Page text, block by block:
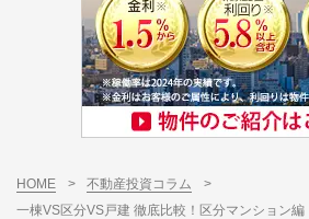
HOME > 不動産投資コラム
>
一棟VS区分VS戸建 徹底比較！区分マンション編